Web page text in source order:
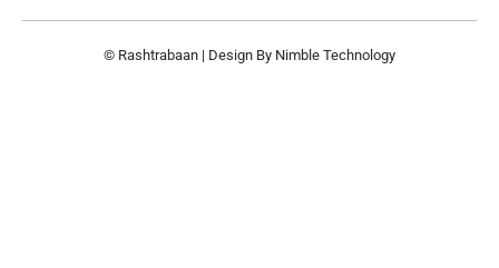
© Rashtrabaan | Design By Nimble Technology